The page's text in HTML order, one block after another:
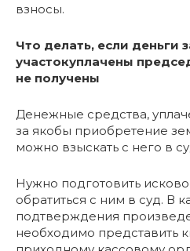
взносы.
Что делать, если деньги
участокуплачены
не получены
Денежные средства,
за якобы приобретение
можно взыскать с него в
Нужно подготовить
обратиться с ним в суд. В
подтверждения
необходимо представить